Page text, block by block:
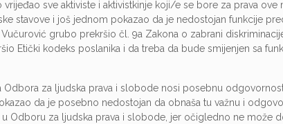
vrijeđao sve aktiviste i aktivistkinje koji/e se bore za prava
stavove i još jednom pokazao da je nedostojan funkcije
grubo prekršio čl. 9a Zakona o zabrani
Etički kodeks poslanika i da treba da bude smijenjen sa
Odbora za ljudska prava i slobode nosi posebnu
da je posebno nedostojan da obnaša tu važnu i
Odboru za ljudska prava i slobode, jer očigledno ne može